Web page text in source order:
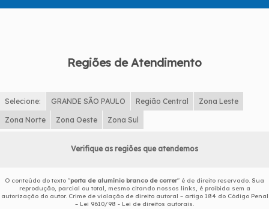
Regiões de Atendimento
Selecione: GRANDE SÃO PAULO Região Central Zona Leste
Zona Norte Zona Oeste Zona Sul
Verifique as regiões que atendemos
O conteúdo do texto "porta de alumínio branco de correr" é de direito reservado. Sua
reprodução, parcial ou total, mesmo citando nossos links, é proibida sem a
autorização do autor. Crime de violação de direito autoral – artigo 184 do Código Penal
– Lei 9610/98 - Lei de direitos autorais.